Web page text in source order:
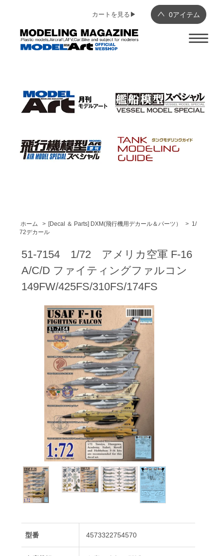
0アイテム
カートを見る▶︎
ホーム > [Decal ＆ Parts] DXM(飛行機用デカール＆パーツ） > 1/
72デカール
51-7154 1/72 アメリカ空軍 F-16
A/C/D ファイティングファルコン
149FW/425FS/310FS/174FS
型番 4573322754570